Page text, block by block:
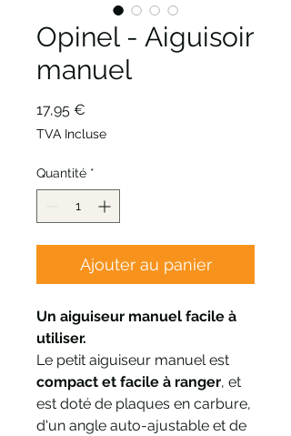
Opinel - Aiguisoir
manuel
17,95 €
TVA Incluse
Quantité *
Ajouter au panier
Un aiguiseur manuel facile à
utiliser.
Le petit aiguiseur manuel est
compact et facile à ranger, et
est doté de plaques en carbure,
d'un angle auto-ajustable et de